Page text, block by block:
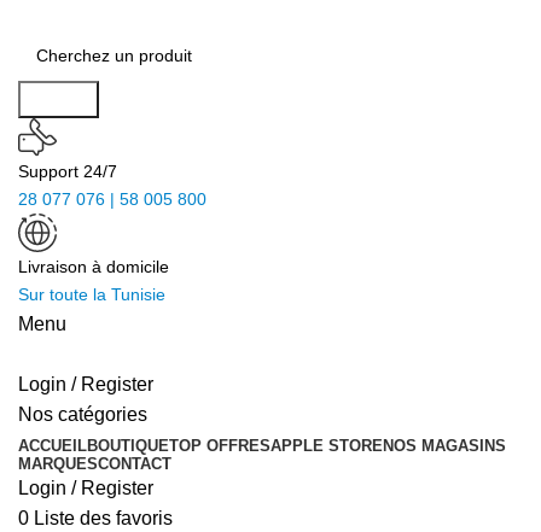
Support 24/7
28 077 076 | 58 005 800
Livraison à domicile
Sur toute la Tunisie
Menu
Login / Register
Nos catégories
ACCUEILBOUTIQUETOP OFFRESAPPLE STORENOS MAGASINS
MARQUESCONTACT
Login / Register
0 Liste des favoris